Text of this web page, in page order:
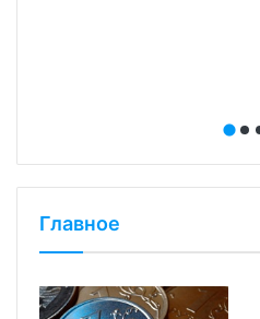
Главное